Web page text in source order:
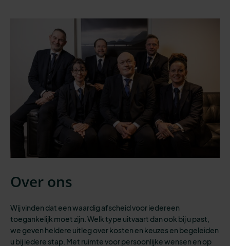
Over ons
Wij vinden dat een waardig afscheid voor iedereen
toegankelijk moet zijn. Welk type uitvaart dan ook bij u past,
we geven heldere uitleg over kosten en keuzes en begeleiden
u bij iedere stap. Met ruimte voor persoonlijke wensen en op